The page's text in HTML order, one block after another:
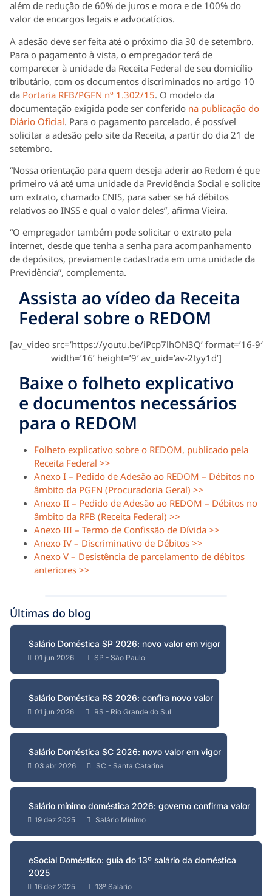
além de redução de 60% de juros e mora e de 100% do
valor de encargos legais e advocatícios.
A adesão deve ser feita até o próximo dia 30 de setembro.
Para o pagamento à vista, o empregador terá de
comparecer à unidade da Receita Federal de seu domicílio
tributário, com os documentos discriminados no artigo 10
da Portaria RFB/PGFN nº 1.302/15. O modelo da
documentação exigida pode ser conferido na publicação do
Diário Oficial. Para o pagamento parcelado, é possível
solicitar a adesão pelo site da Receita, a partir do dia 21 de
setembro.
“Nossa orientação para quem deseja aderir ao Redom é que
primeiro vá até uma unidade da Previdência Social e solicite
um extrato, chamado CNIS, para saber se há débitos
relativos ao INSS e qual o valor deles”, afirma Vieira.
“O empregador também pode solicitar o extrato pela
internet, desde que tenha a senha para acompanhamento
de depósitos, previamente cadastrada em uma unidade da
Previdência”, complementa.
Assista ao vídeo da Receita
Federal sobre o REDOM
[av_video src=’https://youtu.be/iPcp7lhON3Q’ format=’16-9′
width=’16’ height=’9′ av_uid=’av-2tyy1d’]
Baixe o folheto explicativo
e documentos necessários
para o REDOM
Folheto explicativo sobre o REDOM, publicado pela
Receita Federal >>
Anexo I – Pedido de Adesão ao REDOM – Débitos no
âmbito da PGFN (Procuradoria Geral) >>
Anexo II – Pedido de Adesão ao REDOM – Débitos no
âmbito da RFB (Receita Federal) >>
Anexo III – Termo de Confissão de Dívida >>
Anexo IV – Discriminativo de Débitos >>
Anexo V – Desistência de parcelamento de débitos
anteriores >>
Últimas do blog
Salário Doméstica SP 2026: novo valor em vigor
01 jun 2026 SP - São Paulo
Salário Doméstica RS 2026: confira novo valor
01 jun 2026 RS - Rio Grande do Sul
Salário Doméstica SC 2026: novo valor em vigor
03 abr 2026 SC - Santa Catarina
Salário mínimo doméstica 2026: governo confirma valor
19 dez 2025 Salário Mínimo
eSocial Doméstico: guia do 13º salário da doméstica
2025
16 dez 2025 13º Salário